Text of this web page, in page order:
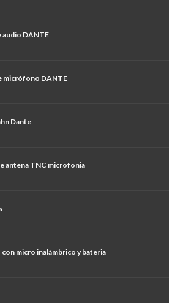
audio DANTE
micrófono DANTE
Dante
antena TNC microfonia
micro inalámbrico y bateria